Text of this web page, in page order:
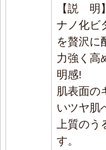
リピート商品
2024/04/14 投稿
★★★★★
暑い時期のクリー
ッとしているので
もあるからずっと
しっとりつやーん
2024/04/14 投稿
【説 明】
ナノ化ビ
を贅沢に
力強く高
明感!
肌表面の
いツヤ肌
上質の
す。